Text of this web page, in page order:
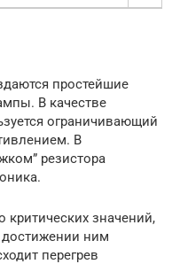
простейшие
В качестве
ограничивающий
В
резистора
критических значений,
достижении ним
перегрев